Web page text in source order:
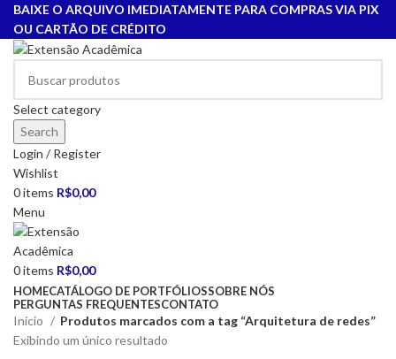
BAIXE O ARQUIVO IMEDIATAMENTE PARA COMPRAS VIA PIX
OU CARTÃO DE CRÉDITO
Select category
Search
Login / Register
Wishlist
0items R$0,00
Menu
0items R$0,00
HOMECATÁLOGO DE PORTFÓLIOSSOBRE NÓS
PERGUNTAS FREQUENTESCONTATO
Início
Produtos marcados com a tag “Arquitetura de redes”
Exibindo um único resultado